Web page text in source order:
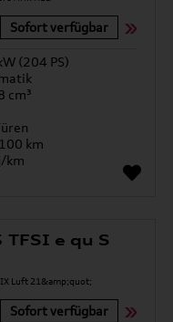
Sofort verfügbar
(204 PS)
cm³
km
km
e qu S
Sofort verfügbar